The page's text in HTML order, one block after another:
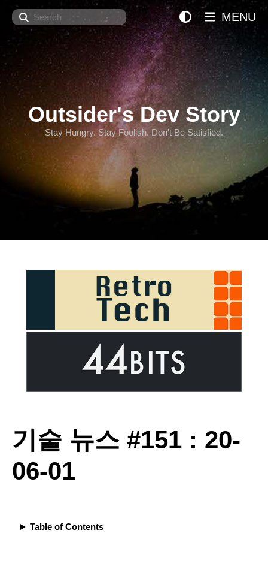
Search
Outsider's Dev Story
Stay Hungry. Stay Foolish. Don't Be Satisfied.
MENU
기술 뉴스 #151 : 20-
06-01
Table of Contents